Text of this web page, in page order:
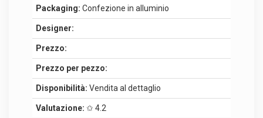
Packaging: Confezione in alluminio
Designer:
Prezzo:
Prezzo per pezzo:
Disponibilità: Vendita al dettaglio
Valutazione: ✩ 4.2